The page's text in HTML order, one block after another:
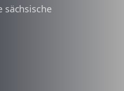
sächsische